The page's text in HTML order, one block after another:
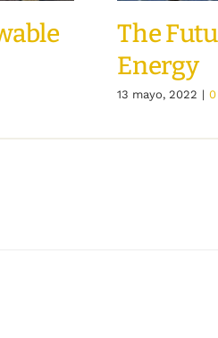
The
Energy
13 mayo, 2022 |